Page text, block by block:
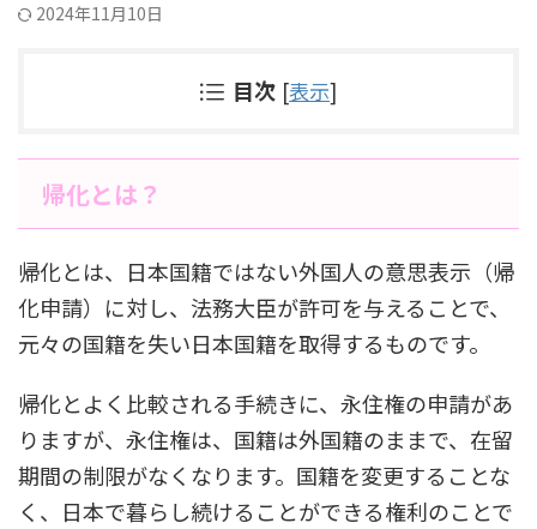
2024年11月10日
目次 [表示]
帰化とは？
帰化とは、日本国籍ではない外国人の意思表示（帰
化申請）に対し、法務大臣が許可を与えることで、
元々の国籍を失い日本国籍を取得するものです。
帰化とよく比較される手続きに、永住権の申請があ
りますが、永住権は、国籍は外国籍のままで、在留
期間の制限がなくなります。国籍を変更することな
く、日本で暮らし続けることができる権利のことで